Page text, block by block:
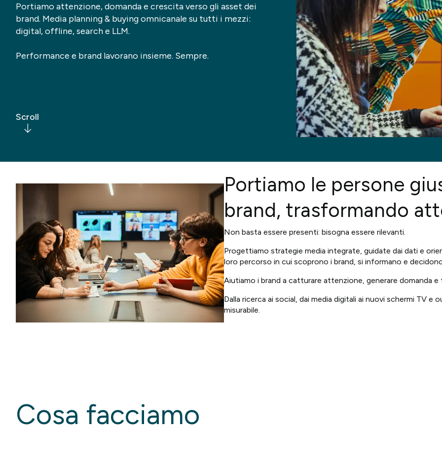
CRM & Direct Marketing
Digital Analytics & Insight
Connected & Offline
Social Media Strategy
Event Experience &
Influencer & Creator
Portiamo attenzione, domanda e crescita verso gli asset dei
brand. Media planning & buying omnicanale su tutti i mezzi:
digital, offline, search e LLM.
Performance e brand lavorano insieme. Sempre.
Scroll
Portiamo le persone
brand, trasformando
Non basta essere presenti: bisogna essere rilevanti.
Progettiamo strategie media integrate, guidate dai dati e
loro percorso in cui scoprono i brand, si informano e
Aiutiamo i brand a catturare attenzione, generare domanda
Dalla ricerca ai social, dai media digitali ai nuovi schermi TV
misurabile.
Cosa facciamo